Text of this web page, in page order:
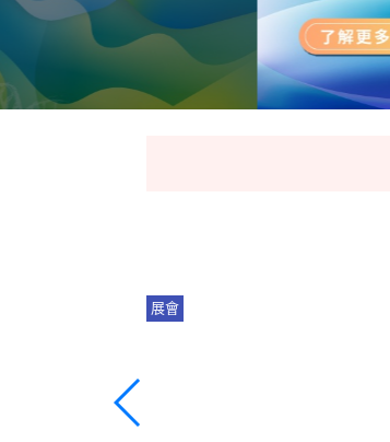
產業趨勢｜從晶片到醫療：台灣
展會